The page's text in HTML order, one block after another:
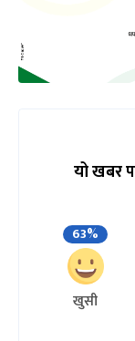
यो खबर
63%
खुसी